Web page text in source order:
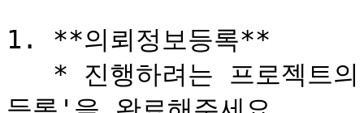
1. **의뢰정보등록**